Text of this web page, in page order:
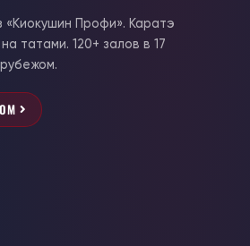
Профи». Каратэ
татами. 120+ залов в 17